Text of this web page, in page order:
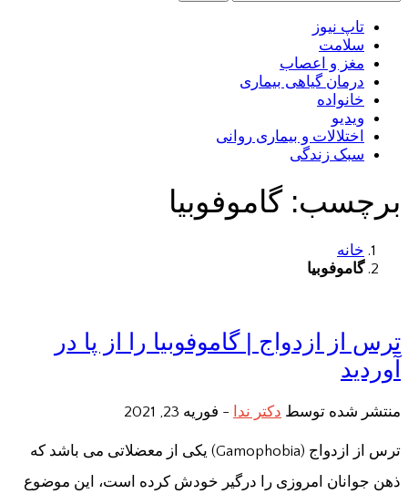
تاپ نیوز
سلامت
مغز و اعصاب
درمان گیاهی بیماری
خانواده
ویدیو
اختلالات و بیماری روانی
سبک زندگی
برچسب:گاموفوبیا
خانه
گاموفوبیا
ترس از ازدواج | گاموفوبیا را از پا در
آوردید
منتشر شده توسط دکتر ندا - فوریه 23, 2021
ترس از ازدواج (Gamophobia) یکی از معضلاتی می باشد که
ذهن جوانان امروزی را درگیر خودش کرده است، این موضوع